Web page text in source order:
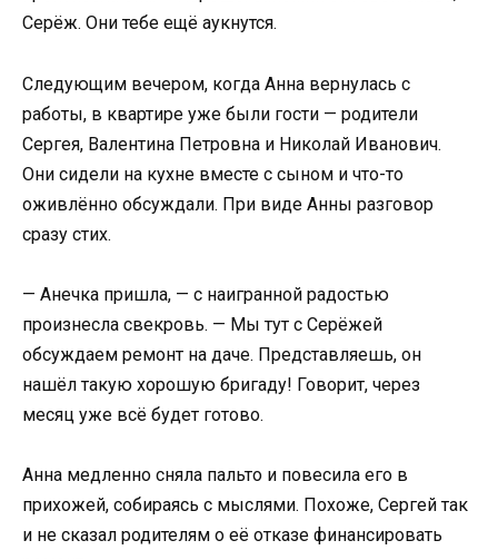
Серёж. Они тебе ещё аукнутся.
Следующим вечером, когда Анна вернулась с
работы, в квартире уже были гости — родители
Сергея, Валентина Петровна и Николай Иванович.
Они сидели на кухне вместе с сыном и что-то
оживлённо обсуждали. При виде Анны разговор
сразу стих.
— Анечка пришла, — с наигранной радостью
произнесла свекровь. — Мы тут с Серёжей
обсуждаем ремонт на даче. Представляешь, он
нашёл такую хорошую бригаду! Говорит, через
месяц уже всё будет готово.
Анна медленно сняла пальто и повесила его в
прихожей, собираясь с мыслями. Похоже, Сергей так
и не сказал родителям о её отказе финансировать